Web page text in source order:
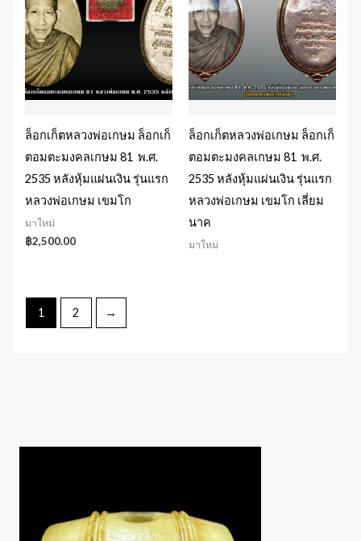
ล็อกเก็ตหลวงพ่อเกษม ล็อกเก็
ตอมตะมงคลเกษม 81 พ.ศ.
2535 หลังหุ้มแผ่นเงิน รุ่นแรก
หลวงพ่อเกษม เขมโก
มาใหม่
฿2,500.00
ล็อกเก็ตหลวงพ่อเกษม ล็อกเก็
ตอมตะมงคลเกษม 81 พ.ศ.
2535 หลังหุ้มแผ่นเงิน รุ่นแรก
หลวงพ่อเกษม เขมโก เลี่ยม
นาค
มาใหม่
1 2 →